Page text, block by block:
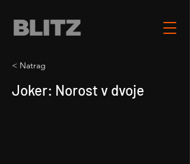
< Natrag
Joker: Norost v dvoje